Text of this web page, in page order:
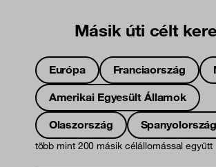
Másik úti célt
Európa Franciaország
Amerikai Egyesült Államok
Olaszország
Spanyolország
több mint 200 másik célállomással együtt